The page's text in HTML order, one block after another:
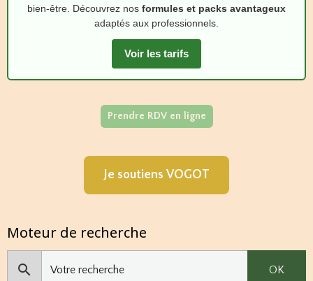
bien‑être. Découvrez nos formules et packs avantageux
adaptés aux professionnels.
Voir les tarifs
Prendre RDV en ligne
Je soutiens VOGOT
Moteur de recherche
OK